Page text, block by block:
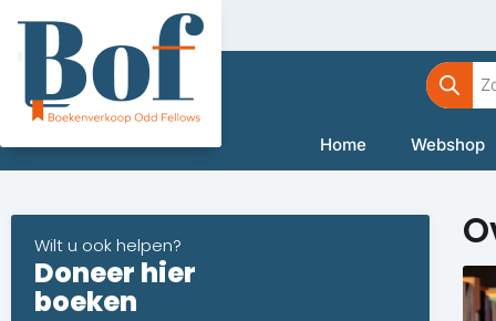
inhoud
zoeken
Home Webshop
Wilt u ook helpen?
Doneer hier
boeken